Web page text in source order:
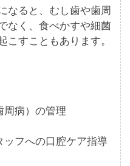
なると、むし歯や歯周
なく、食べかすや細菌
こすこともあります。
周病）の管理
ッフへの口腔ケア指導